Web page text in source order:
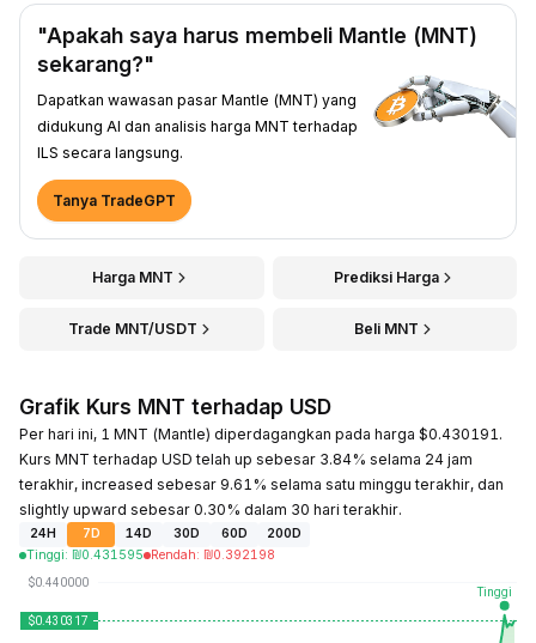
"Apakah saya harus membeli Mantle (MNT)
sekarang?"
Dapatkan wawasan pasar Mantle (MNT) yang
didukung AI dan analisis harga MNT terhadap
ILS secara langsung.
Tanya TradeGPT
Harga MNT Prediksi Harga
Trade MNT/USDT Beli MNT
Grafik Kurs MNT terhadap USD
Per hari ini, 1 MNT (Mantle) diperdagangkan pada harga $0.430191.
Kurs MNT terhadap USD telah up sebesar 3.84% selama 24 jam
terakhir, increased sebesar 9.61% selama satu minggu terakhir, dan
slightly upward sebesar 0.30% dalam 30 hari terakhir.
24H 7D 14D 30D 60D
200D
Tinggi: ₪0.431595 Rendah: ₪0.392198